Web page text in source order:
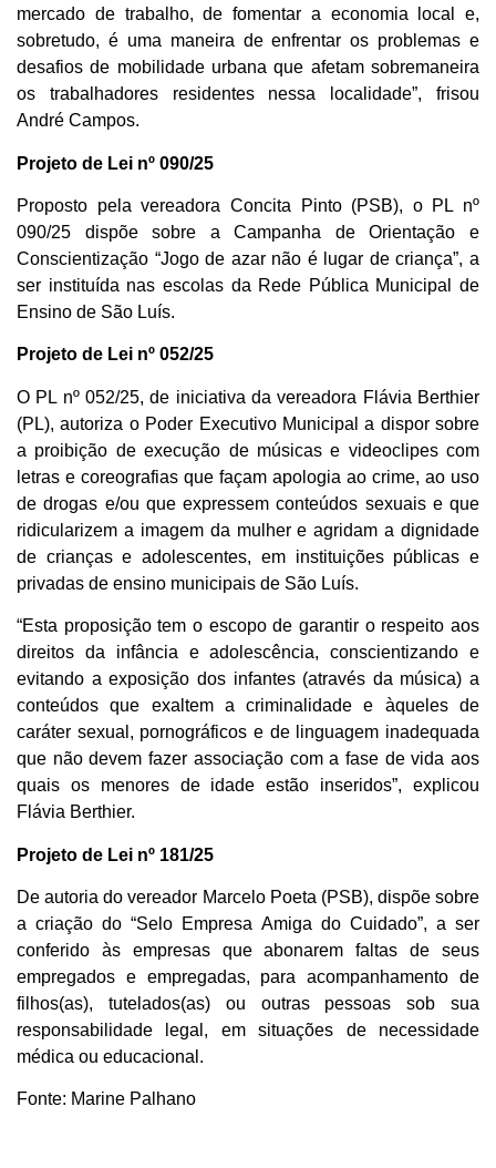
mercado de trabalho, de fomentar a economia local e,
sobretudo, é uma maneira de enfrentar os problemas e
desafios de mobilidade urbana que afetam sobremaneira
os trabalhadores residentes nessa localidade”, frisou
André Campos.
Projeto de Lei nº 090/25
Proposto pela vereadora Concita Pinto (PSB), o PL nº
090/25 dispõe sobre a Campanha de Orientação e
Conscientização “Jogo de azar não é lugar de criança”, a
ser instituída nas escolas da Rede Pública Municipal de
Ensino de São Luís.
Projeto de Lei nº 052/25
O PL nº 052/25, de iniciativa da vereadora Flávia Berthier
(PL), autoriza o Poder Executivo Municipal a dispor sobre
a proibição de execução de músicas e videoclipes com
letras e coreografias que façam apologia ao crime, ao uso
de drogas e/ou que expressem conteúdos sexuais e que
ridicularizem a imagem da mulher e agridam a dignidade
de crianças e adolescentes, em instituições públicas e
privadas de ensino municipais de São Luís.
“Esta proposição tem o escopo de garantir o respeito aos
direitos da infância e adolescência, conscientizando e
evitando a exposição dos infantes (através da música) a
conteúdos que exaltem a criminalidade e àqueles de
caráter sexual, pornográficos e de linguagem inadequada
que não devem fazer associação com a fase de vida aos
quais os menores de idade estão inseridos”, explicou
Flávia Berthier.
Projeto de Lei nº 181/25
De autoria do vereador Marcelo Poeta (PSB), dispõe sobre
a criação do “Selo Empresa Amiga do Cuidado”, a ser
conferido às empresas que abonarem faltas de seus
empregados e empregadas, para acompanhamento de
filhos(as), tutelados(as) ou outras pessoas sob sua
responsabilidade legal, em situações de necessidade
médica ou educacional.
Fonte: Marine Palhano